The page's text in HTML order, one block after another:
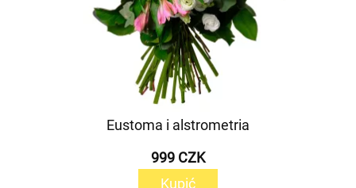
Eustoma i alstrometria
999 CZK
Kupić